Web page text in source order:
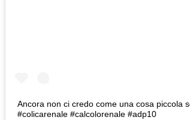
Ancora non ci credo come una cosa piccola
#colicarenale #calcolorenale #adp10